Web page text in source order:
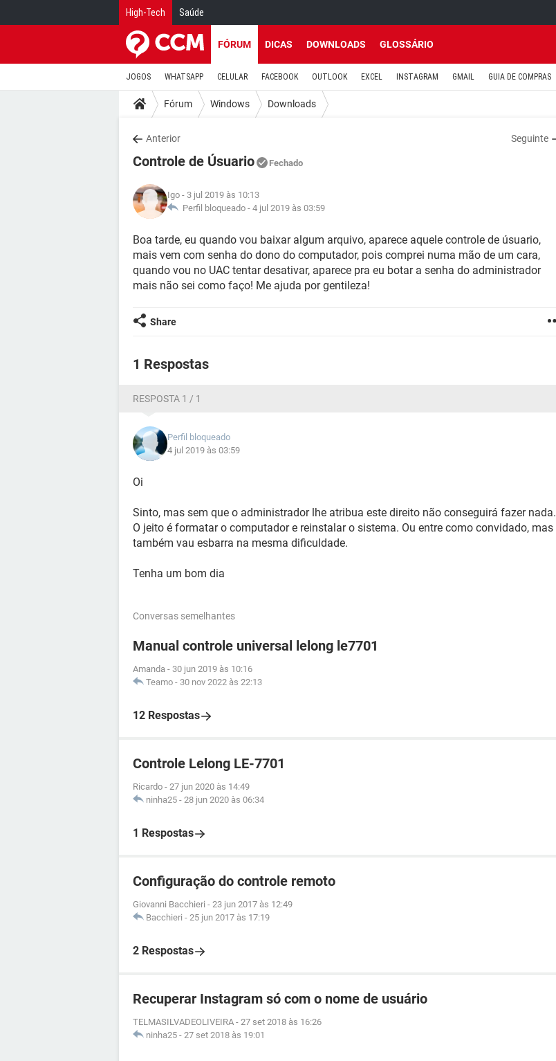
High-Tech Saúde
FÓRUM DICAS DOWNLOADS GLOSSÁRIO
JOGOS WHATSAPP CELULAR FACEBOOK OUTLOOK EXCEL INSTAGRAM GMAIL GUIA DE COMPRAS
Fórum Windows Downloads
Anterior Seguinte
Controle de Úsuario Fechado
Igo - 3 jul 2019 às 10:13
Perfil bloqueado - 4 jul 2019 às 03:59
Boa tarde, eu quando vou baixar algum arquivo, aparece aquele controle de úsuario,
mais vem com senha do dono do computador, pois comprei numa mão de um cara,
quando vou no UAC tentar desativar, aparece pra eu botar a senha do administrador
mais não sei como faço! Me ajuda por gentileza!
Share
1 Respostas
RESPOSTA 1 / 1
Perfil bloqueado
4 jul 2019 às 03:59
Oi
Sinto, mas sem que o administrador lhe atribua este direito não conseguirá fazer nada.
O jeito é formatar o computador e reinstalar o sistema. Ou entre como convidado, mas
também vau esbarra na mesma dificuldade.
Tenha um bom dia
Conversas semelhantes
Manual controle universal lelong le7701
Amanda - 30 jun 2019 às 10:16
Teamo - 30 nov 2022 às 22:13
12 Respostas
Controle Lelong LE-7701
Ricardo - 27 jun 2020 às 14:49
ninha25 - 28 jun 2020 às 06:34
1 Respostas
Configuração do controle remoto
Giovanni Bacchieri - 23 jun 2017 às 12:49
Bacchieri - 25 jun 2017 às 17:19
2 Respostas
Recuperar Instagram só com o nome de usuário
TELMASILVADEOLIVEIRA - 27 set 2018 às 16:26
ninha25 - 27 set 2018 às 19:01